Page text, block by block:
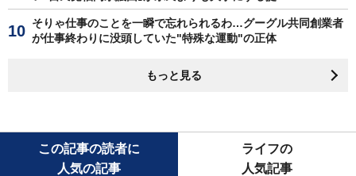
そりゃ仕事のことを一瞬で忘れられるわ…グーグル共同創業者
が仕事終わりに没頭していた"特殊な運動"の正体
もっと見る
この記事の読者に
人気の記事
ライフの
人気記事